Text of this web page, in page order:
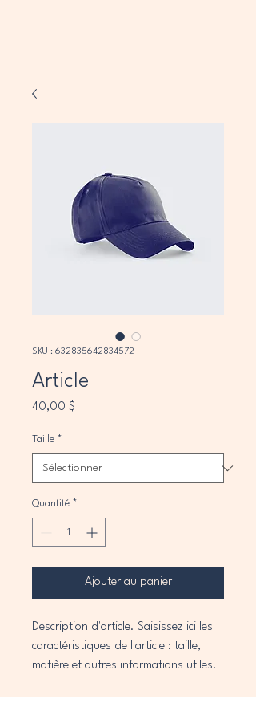
SKU : 632835642834572
Article
40,00 $
Taille *
Quantité *
Ajouter au panier
Description d'article. Saisissez ici les
caractéristiques de l'article : taille,
matière et autres informations utiles.